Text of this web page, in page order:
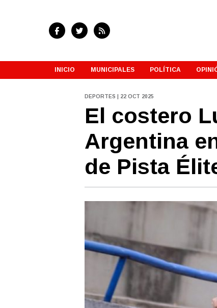
INICIO MUNICIPALES POLÍTICA
DEPORTES | 22 OCT 2025
El costero
Argentina
de Pista